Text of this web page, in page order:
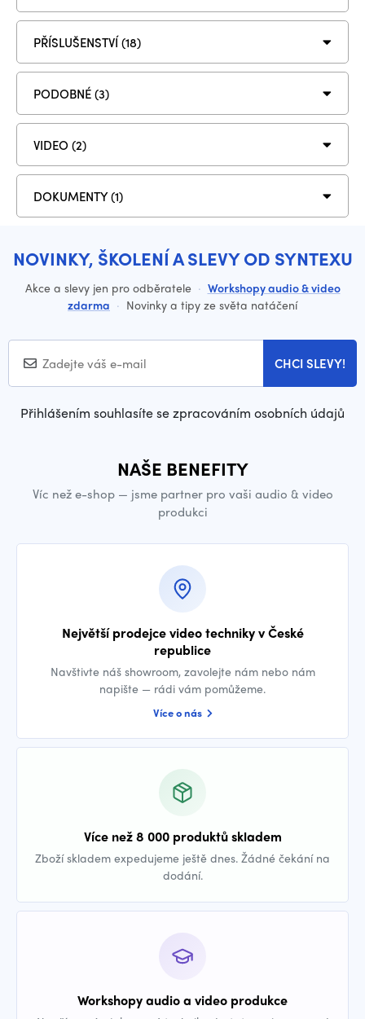
PŘÍSLUŠENSTVÍ (18)
PODOBNÉ (3)
VIDEO (2)
DOKUMENTY (1)
NOVINKY, ŠKOLENÍ A SLEVY OD SYNTEXU
Akce a slevy jen pro odběratele · Workshopy audio & video
zdarma · Novinky a tipy ze světa natáčení
CHCI SLEVY!
Přihlášením souhlasíte se zpracováním osobních údajů
NAŠE BENEFITY
Víc než e-shop — jsme partner pro vaši audio & video
produkci
Největší prodejce video techniky v České
republice
Navštivte náš showroom, zavolejte nám nebo nám
napište — rádi vám pomůžeme.
Více o nás
Více než 8 000 produktů skladem
Zboží skladem expedujeme ještě dnes. Žádné čekání na
dodání.
Workshopy audio a video produkce